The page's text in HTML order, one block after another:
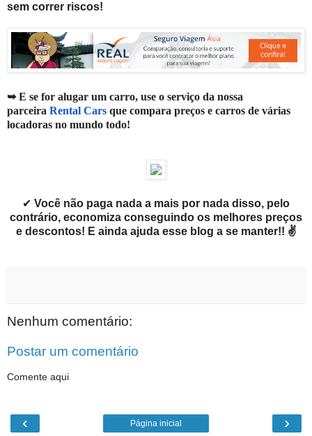
sem correr riscos!
➥ E se for alugar um carro, use o serviço da nossa
parceira Rental Cars que compara preços e carros de várias
locadoras no mundo todo!
✔ Você não paga nada a mais por nada disso, pelo
contrário, economiza conseguindo os melhores preços
e descontos! E ainda ajuda esse blog a se manter!! ✌
Nenhum comentário:
Postar um comentário
Comente aqui
‹ ›
Página inicial